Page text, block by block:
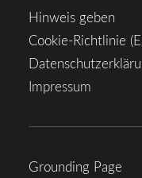
Hinweis geben
Cookie-Richtlinie
Impressum
Grounding Page